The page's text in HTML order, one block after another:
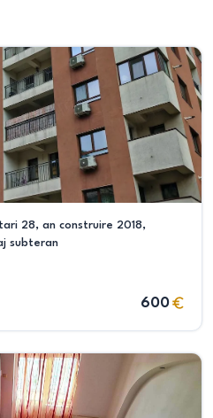
28, an construire 2018,
subteran
600